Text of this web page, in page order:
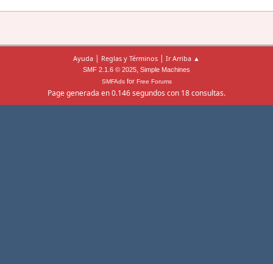
Ayuda | Reglas y Términos | Ir Arriba ▲
SMF 2.1.6 © 2025, Simple Machines
SMFAdsfor Free Forums
Page generada en 0.146 segundos con 18 consultas.